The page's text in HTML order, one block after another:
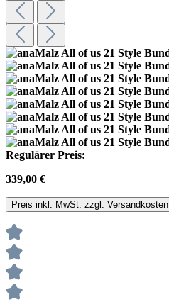
Regulärer Preis:
339,00 €
Preis inkl. MwSt. zzgl. Versandkosten